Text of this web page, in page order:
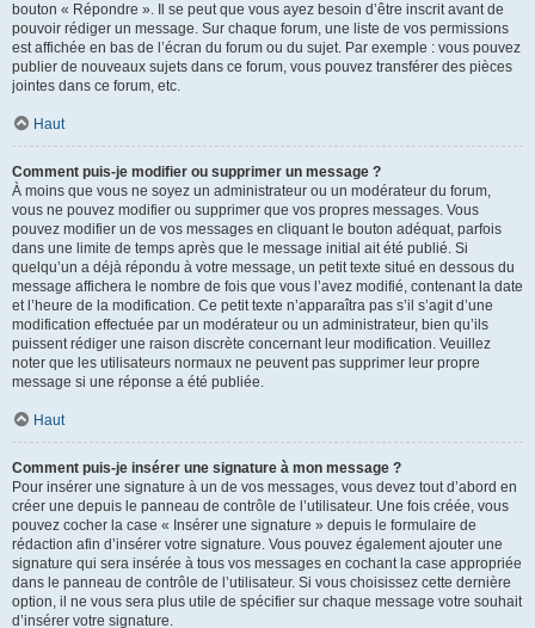
bouton « Répondre ». Il se peut que vous ayez besoin d’être inscrit avant de
pouvoir rédiger un message. Sur chaque forum, une liste de vos permissions
est affichée en bas de l’écran du forum ou du sujet. Par exemple : vous pouvez
publier de nouveaux sujets dans ce forum, vous pouvez transférer des pièces
jointes dans ce forum, etc.
Haut
Comment puis-je modifier ou supprimer un message ?
À moins que vous ne soyez un administrateur ou un modérateur du forum,
vous ne pouvez modifier ou supprimer que vos propres messages. Vous
pouvez modifier un de vos messages en cliquant le bouton adéquat, parfois
dans une limite de temps après que le message initial ait été publié. Si
quelqu’un a déjà répondu à votre message, un petit texte situé en dessous du
message affichera le nombre de fois que vous l’avez modifié, contenant la date
et l’heure de la modification. Ce petit texte n’apparaîtra pas s’il s’agit d’une
modification effectuée par un modérateur ou un administrateur, bien qu’ils
puissent rédiger une raison discrète concernant leur modification. Veuillez
noter que les utilisateurs normaux ne peuvent pas supprimer leur propre
message si une réponse a été publiée.
Haut
Comment puis-je insérer une signature à mon message ?
Pour insérer une signature à un de vos messages, vous devez tout d’abord en
créer une depuis le panneau de contrôle de l’utilisateur. Une fois créée, vous
pouvez cocher la case « Insérer une signature » depuis le formulaire de
rédaction afin d’insérer votre signature. Vous pouvez également ajouter une
signature qui sera insérée à tous vos messages en cochant la case appropriée
dans le panneau de contrôle de l’utilisateur. Si vous choisissez cette dernière
option, il ne vous sera plus utile de spécifier sur chaque message votre souhait
d’insérer votre signature.